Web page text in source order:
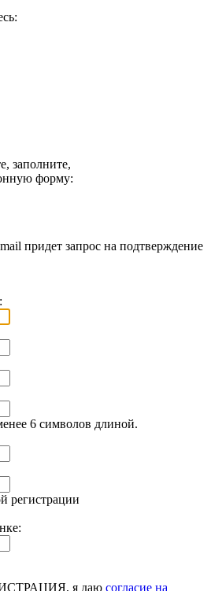
заполните,
форму:
придет запрос на подтверждение
6 символов длиной.
регистрации
я даю согласие на